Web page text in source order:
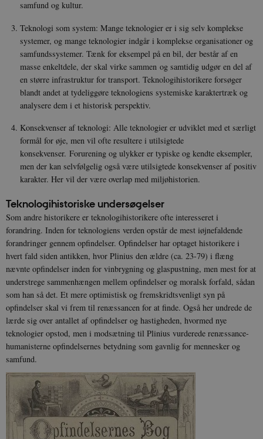
samfund og kultur.
Teknologi som system: Mange teknologier er i sig selv komplekse
systemer, og mange teknologier indgår i komplekse organisationer og
samfundssystemer. Tænk for eksempel på en bil, der består af en
masse enkeltdele, der skal virke sammen og samtidig udgør en del af
en større infrastruktur for transport. Teknologihistorikere forsøger
blandt andet at tydeliggøre teknologiens systemiske karaktertræk og
analysere dem i et historisk perspektiv.
Konsekvenser af teknologi: Alle teknologier er udviklet med et særligt
formål for øje, men vil ofte resultere i utilsigtede
konsekvenser. Forurening og ulykker er typiske og kendte eksempler,
men der kan selvfølgelig også være utilsigtede konsekvenser af positiv
karakter. Her vil der være overlap med miljøhistorien.
Teknologihistoriske undersøgelser
Som andre historikere er teknologihistorikere ofte interesseret i
forandring. Inden for teknologiens verden opstår de mest iøjnefaldende
forandringer gennem opfindelser. Opfindelser har optaget historikere i
hvert fald siden antikken, hvor Plinius den ældre (ca. 23-79) i flæng
nævnte opfindelser inden for vinbrygning og glaspustning, men mest for at
understrege sammenhængen mellem opfindelser og moralsk forfald, sådan
som han så det. Et mere optimistisk og fremskridtsvenligt syn på
opfindelser skal vi frem til renæssancen for at finde. Også her undrede de
lærde sig over antallet af opfindelser og hastigheden, hvormed nye
teknologier opstod, men i modsætning til Plinius vurderede renæssance-
humanisterne opfindelsernes betydning som gavnlig for mennesker og
samfund.